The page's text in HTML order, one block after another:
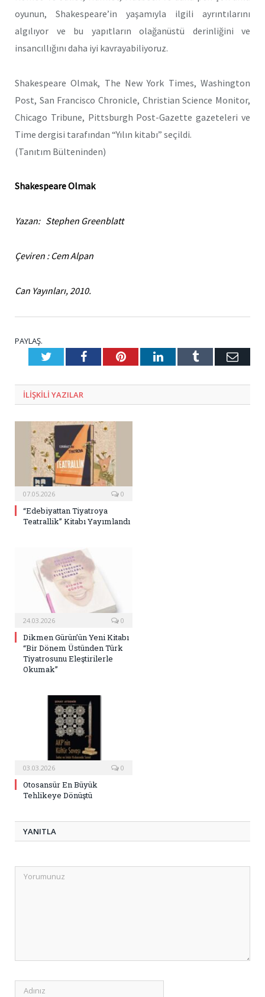
oyunun, Shakespeare’in yaşamıyla ilgili ayrıntılarını
algılıyor ve bu yapıtların olağanüstü derinliğini ve
insancıllığını daha iyi kavrayabiliyoruz.
Shakespeare Olmak, The New York Times, Washington
Post, San Francisco Chronicle, Christian Science Monitor,
Chicago Tribune, Pittsburgh Post-Gazette gazeteleri ve
Time dergisi tarafından “Yılın kitabı” seçildi.
(Tanıtım Bülteninden)
Shakespeare Olmak
Yazan: Stephen Greenblatt
Çeviren : Cem Alpan
Can Yayınları, 2010.
PAYLAŞ.
TwitterFacebookPinterestLinkedInTumblr E-
ILIŞKILI YAZILAR
07.05.2026 0
“Edebiyattan Tiyatroya
Teatrallik” Kitabı Yayımlandı
24.03.2026 0
Dikmen Gürün’ün Yeni Kitabı
“Bir Dönem Üstünden Türk
Tiyatrosunu Eleştirilerle
Okumak”
03.03.2026 0
Otosansür En Büyük
Tehlikeye Dönüştü
YANITLA